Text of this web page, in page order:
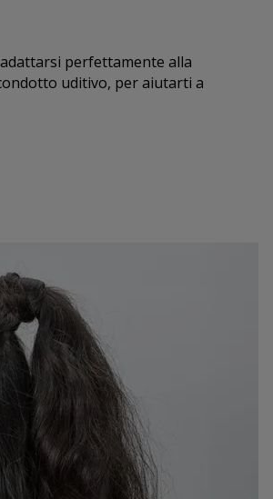
perfettamente alla
uditivo, per aiutarti a